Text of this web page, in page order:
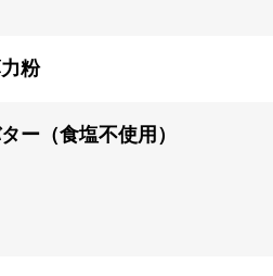
粉
ー（食塩不使用）